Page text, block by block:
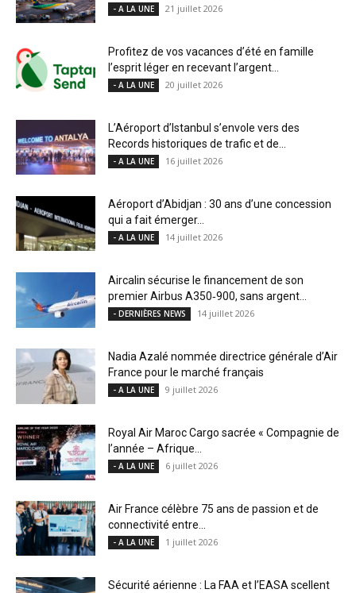
- A LA UNE 21 juillet 2026
Profitez de vos vacances d’été en famille
l’esprit léger en recevant l’argent...
- A LA UNE 20 juillet 2026
L’Aéroport d’Istanbul s’envole vers des
Records historiques de trafic et de...
- A LA UNE 16 juillet 2026
Aéroport d’Abidjan : 30 ans d’une concession
qui a fait émerger...
- A LA UNE 14 juillet 2026
Aircalin sécurise le financement de son
premier Airbus A350‑900, sans argent...
- DERNIÈRES NEWS 14 juillet 2026
Nadia Azalé nommée directrice générale d’Air
France pour le marché français
- A LA UNE 9 juillet 2026
Royal Air Maroc Cargo sacrée « Compagnie de
l’année – Afrique...
- A LA UNE 6 juillet 2026
Air France célèbre 75 ans de passion et de
connectivité entre...
- A LA UNE 1 juillet 2026
Sécurité aérienne : La FAA et l’EASA scellent